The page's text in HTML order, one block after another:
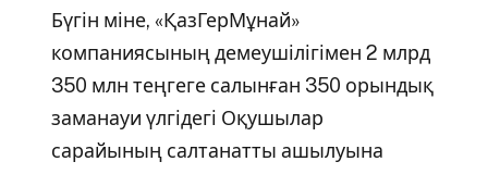
Бүгін міне, «ҚазГерМұнай»
компаниясының демеушілігімен 2 млрд
350 млн теңгеге салынған 350 орындық
заманауи үлгідегі Оқушылар
сарайының салтанатты ашылуына